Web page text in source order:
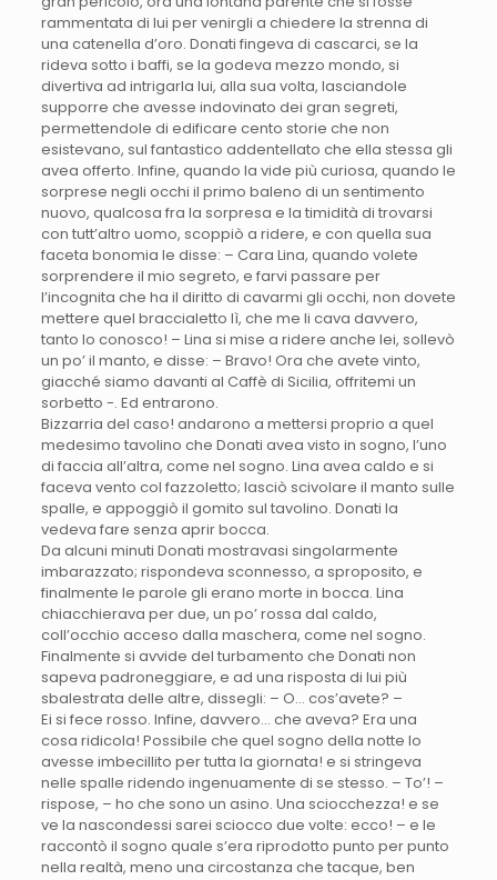
rammentata di lui per venirgli a chiedere la strenna di
una catenella d’oro. Donati fingeva di cascarci, se la
rideva sotto i baffi, se la godeva mezzo mondo, si
divertiva ad intrigarla lui, alla sua volta, lasciandole
supporre che avesse indovinato dei gran segreti,
permettendole di edificare cento storie che non
esistevano, sul fantastico addentellato che ella stessa gli
avea offerto. Infine, quando la vide più curiosa, quando le
sorprese negli occhi il primo baleno di un sentimento
nuovo, qualcosa fra la sorpresa e la timidità di trovarsi
con tutt’altro uomo, scoppiò a ridere, e con quella sua
faceta bonomia le disse: – Cara Lina, quando volete
sorprendere il mio segreto, e farvi passare per
l’incognita che ha il diritto di cavarmi gli occhi, non dovete
mettere quel braccialetto lì, che me li cava davvero,
tanto lo conosco! – Lina si mise a ridere anche lei, sollevò
un po’ il manto, e disse: – Bravo! Ora che avete vinto,
giacché siamo davanti al Caffè di Sicilia, offritemi un
sorbetto -. Ed entrarono.
Bizzarria del caso! andarono a mettersi proprio a quel
medesimo tavolino che Donati avea visto in sogno, l’uno
di faccia all’altra, come nel sogno. Lina avea caldo e si
faceva vento col fazzoletto; lasciò scivolare il manto sulle
spalle, e appoggiò il gomito sul tavolino. Donati la
vedeva fare senza aprir bocca.
Da alcuni minuti Donati mostravasi singolarmente
imbarazzato; rispondeva sconnesso, a sproposito, e
finalmente le parole gli erano morte in bocca. Lina
chiacchierava per due, un po’ rossa dal caldo,
coll’occhio acceso dalla maschera, come nel sogno.
Finalmente si avvide del turbamento che Donati non
sapeva padroneggiare, e ad una risposta di lui più
sbalestrata delle altre, dissegli: – O… cos’avete? –
Ei si fece rosso. Infine, davvero… che aveva? Era una
cosa ridicola! Possibile che quel sogno della notte lo
avesse imbecillito per tutta la giornata! e si stringeva
nelle spalle ridendo ingenuamente di se stesso. – To’! –
rispose, – ho che sono un asino. Una sciocchezza! e se
ve la nascondessi sarei sciocco due volte: ecco! – e le
raccontò il sogno quale s’era riprodotto punto per punto
nella realtà, meno una circostanza che tacque, ben